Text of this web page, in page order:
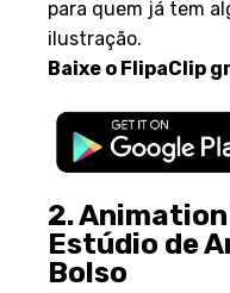
para quem já tem
ilustração.
Baixe o FlipaClip
2. Animation
Estúdio de
Bolso